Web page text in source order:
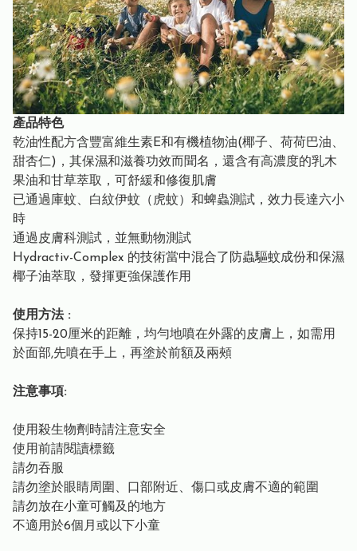
產品特色
乾油性配方含豐富維生素E和有機植物油(椰子、荷荷巴油、
甜杏仁)，其保濕和滋養功效而聞名，還含有高濃度的乳木
果油和甘草萃取，可舒緩和修復肌膚
已通過庫蚊、白紋伊蚊（虎蚊）和蜱蟲測試，效力長達六小
時
通過皮膚科測試，並無動物測試
Hydractiv-Complex 的技術當中混合了防蟲驅蚊成份和保濕
椰子油萃取，發揮更強保護作用
使用方法 :
保持15-20厘米的距離，均勻地噴在外露的皮膚上，如需用
於面部,先噴在手上，再塗於前額及兩頰
注意事項:
使用殺生物劑時請注意安全
使用前請閱讀標籤
請勿吞服
請勿塗於眼睛周圍、口部附近、傷口或皮膚不適的範圍
請勿放在小童可觸及的地方
不適用於6個月或以下小童